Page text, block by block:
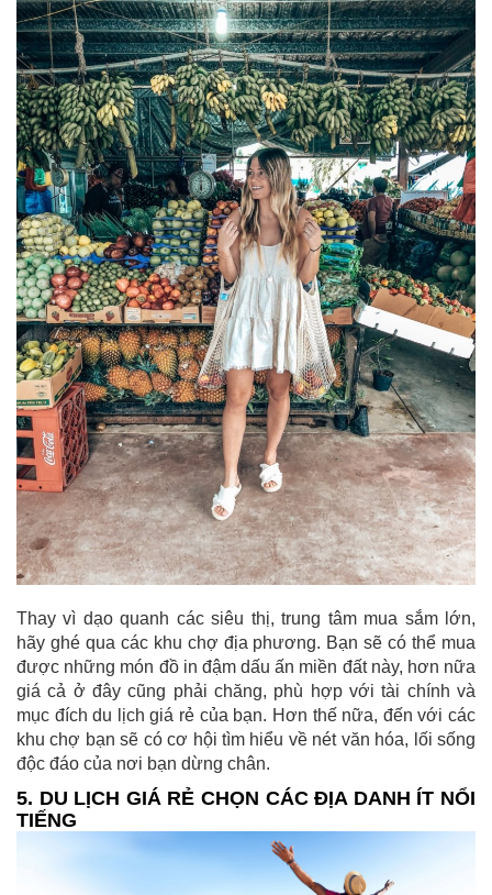
Thay vì dạo quanh các siêu thị, trung tâm mua sắm lớn,
hãy ghé qua các khu chợ địa phương. Bạn sẽ có thể mua
được những món đồ in đậm dấu ấn miền đất này, hơn nữa
giá cả ở đây cũng phải chăng, phù hợp với tài chính và
mục đích du lịch giá rẻ của bạn. Hơn thế nữa, đến với các
khu chợ bạn sẽ có cơ hội tìm hiểu về nét văn hóa, lối sống
độc đáo của nơi bạn dừng chân.
5. DU LỊCH GIÁ RẺ CHỌN CÁC ĐỊA DANH ÍT NỔI
TIẾNG